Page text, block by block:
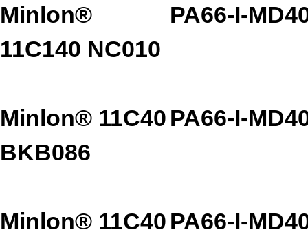
Minlon®
11C140 NC010
PA66-I-
Minlon® 11C40
BKB086
PA66-I-
Minlon® 11C40 PA66-I-